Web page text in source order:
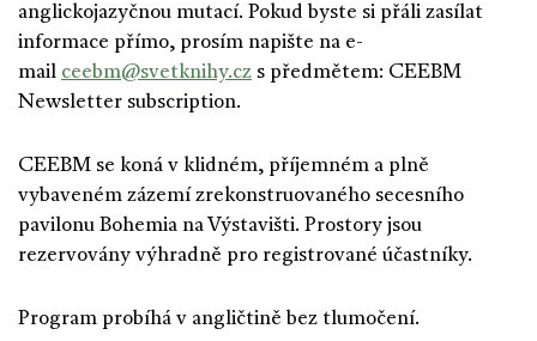
anglickojazyčnou mutací. Pokud byste si přáli zasílat
informace přímo, prosím napište na e-
mail ceebm@svetknihy.cz s předmětem: CEEBM
Newsletter subscription.
CEEBM se koná v klidném, příjemném a plně
vybaveném zázemí zrekonstruovaného secesního
pavilonu Bohemia na Výstavišti. Prostory jsou
rezervovány výhradně pro registrované účastníky.
Program probíhá v angličtině bez tlumočení.